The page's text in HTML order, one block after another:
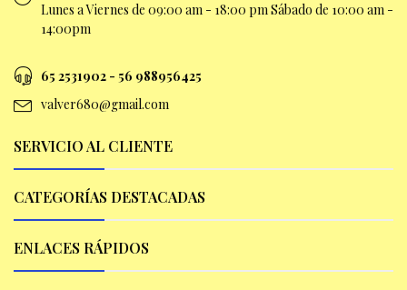
Lunes a Viernes de 09:00 am - 18:00 pm Sábado de 10:00 am -
14:00pm
65 2531902 - 56 988956425
valver680@gmail.com
SERVICIO AL CLIENTE
CATEGORÍAS DESTACADAS
ENLACES RÁPIDOS